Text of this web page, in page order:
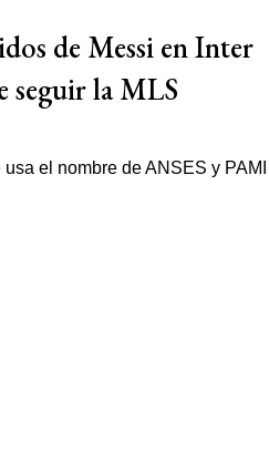
de Messi en Inter
seguir la MLS